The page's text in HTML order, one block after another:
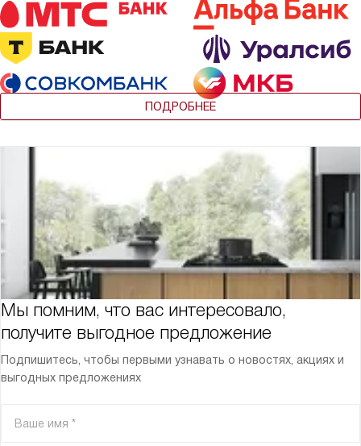
ПОДРОБНЕЕ
Мы помним, что вас интересовало,
получите выгодное предложение
Подпишитесь, чтобы первыми узнавать о новостях, акциях и
выгодных предложениях